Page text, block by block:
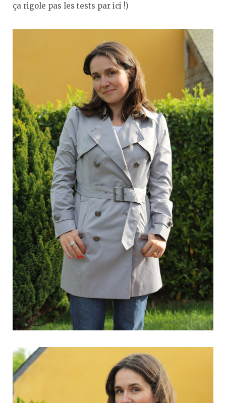
ça rigole pas les tests par ici !)